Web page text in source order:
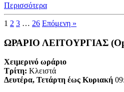
Περισσότερα
1 2 3 … 26 Επόμενη »
ΩΡΑΡΙΟ ΛΕΙΤΟΥΡΓΙΑΣ
Χειμερινό ωράριο
Τρίτη: Κλειστά
Δευτέρα, Τετάρτη έως Κυριακή